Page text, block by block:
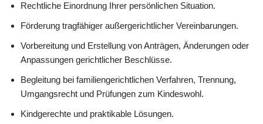
Rechtliche Einordnung Ihrer persönlichen Situation.
Förderung tragfähiger außergerichtlicher Vereinbarungen.
Vorbereitung und Erstellung von Anträgen, Änderungen oder
Anpassungen gerichtlicher Beschlüsse.
Begleitung bei familiengerichtlichen Verfahren, Trennung,
Umgangsrecht und Prüfungen zum Kindeswohl.
Kindgerechte und praktikable Lösungen.